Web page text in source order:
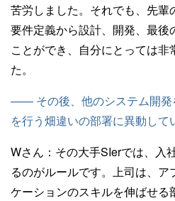
苦労しました。それでも、先輩
要件定義から設計、開発、最後
ことができ、自分にとっては非
た。
—— その後、他のシステム開発
を行う畑違いの部署に異動して
Wさん： その大手SIerでは、入
るのがルールです。上司は、
ケーションのスキルを伸ばせ